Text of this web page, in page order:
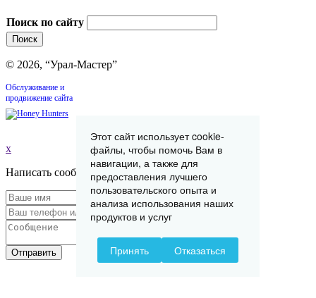
Поиск по сайту
© 2026, “Урал-Мастер”
Обслуживание и
продвижение сайта
x
Написать сообщение
Отправить
Этот сайт использует cookie-
файлы, чтобы помочь Вам в
навигации, а также для
предоставления лучшего
пользовательского опыта и
анализа использования наших
продуктов и услуг
Принять Отказаться